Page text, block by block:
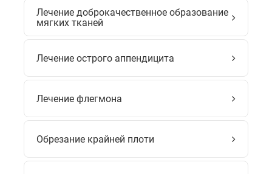
Лечение доброкачественное образование
мягких тканей
Лечение острого аппендицита
Лечение флегмона
Обрезание крайней плоти